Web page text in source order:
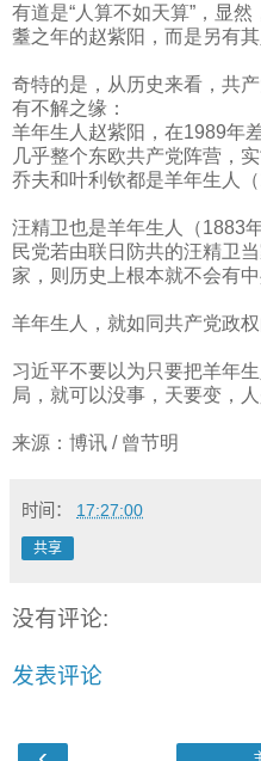
有道是“人算不如天算”，显
耋之年的赵紫阳，而是另有
奇特的是，从历史来看，共
有不解之缘：
羊年生人赵紫阳，在1989年
几乎整个东欧共产党阵营，
乔夫和叶利钦都是羊年生人（
汪精卫也是羊年生人（1883
民党若由联日防共的汪精卫
家，则历史上根本就不会有中
羊年生人，就如同共产党政权
习近平不要以为只要把羊年
局，就可以没事，天要变，人
来源：博讯 / 曾节明
时间： 17:27:00
共享
没有评论:
发表评论